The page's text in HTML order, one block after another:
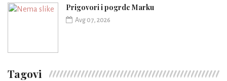
Prigovori i pogrde Marku
Avg 07, 2026
Tagovi